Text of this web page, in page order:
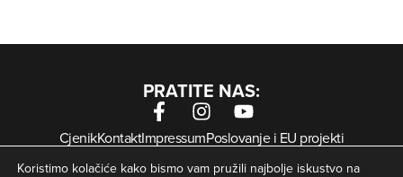
PRATITE NAS:
CjenikKontaktImpressumPoslovanje i EU projekti
Arhiva digitalnih novina
Uvjeti korištenjaZaštita privatnosti
Koristimo kolačiće kako bismo vam pružili najbolje iskustvo na